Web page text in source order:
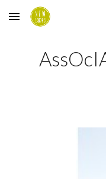
Skip to main content